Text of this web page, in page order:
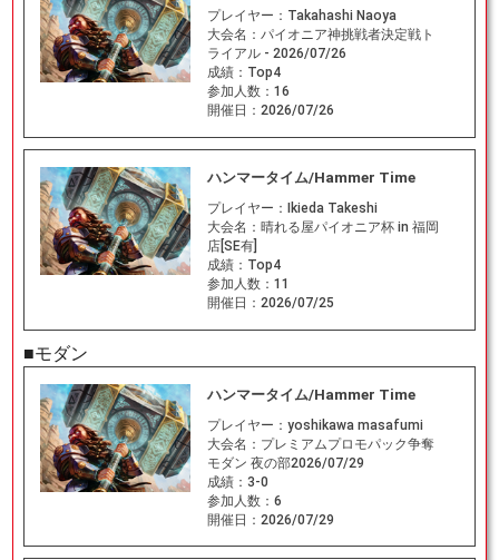
プレイヤー： Takahashi Naoya
大会名： パイオニア神挑戦者決定戦ト
ライアル - 2026/07/26
成績： Top4
参加人数： 16
開催日： 2026/07/26
ハンマータイム/Hammer Time
プレイヤー： Ikieda Takeshi
大会名： 晴れる屋パイオニア杯 in 福岡
店[SE有]
成績： Top4
参加人数： 11
開催日： 2026/07/25
■モダン
ハンマータイム/Hammer Time
プレイヤー： yoshikawa masafumi
大会名： プレミアムプロモパック争奪
モダン 夜の部2026/07/29
成績： 3-0
参加人数： 6
開催日： 2026/07/29